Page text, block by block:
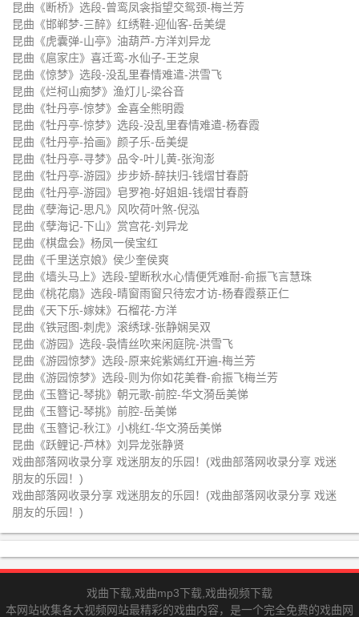
昆曲《千里送京娘》侯少奎侯爽
昆曲《墙头马上》选段-望断秋水
心情便凭难耐-俞振飞言慧珠
昆曲《桃花扇》选段-晴窗雨窗只
待宏才访-杨春霞蔡正仁
昆曲《天下乐-嫁妹》石榴花-方洋
昆曲《铁冠图-刺虎》滚绣球-张静
娴吴双
昆曲《游园》选段-袅情丝吹来闲
庭院-洪雪飞
昆曲《游园惊梦》选段-原来姹紫
嫣红开遍-梅兰芳
昆曲《游园惊梦》选段-则为你如
花美眷-俞振飞梅兰芳
昆曲《玉簪记-琴挑》朝元歌-前腔-
华文漪岳美悌
昆曲《玉簪记-琴挑》前腔-岳美悌
昆曲《玉簪记-秋江》小桃红-华文
漪岳美悌
昆曲《跃鲤记-芦林》刘异龙张静
贤
昆曲《长生殿-弹词》六转-计镇华
昆曲《长生殿-惊变》泣颜回-蔡正
仁张静娴
昆曲《长生殿-惊变》石榴花-蔡正
仁张静娴
昆曲《长生殿-酒楼》集贤宾-计镇
昆曲《长生殿-哭像》叨叨令-蔡正
仁
昆曲《断桥》选段-曾鸾凤衾指望交鸳颈-梅兰芳
昆曲《邯郸梦-三醉》红绣鞋-迎仙客-岳美缇
昆曲《虎囊弹-山亭》油葫芦-方洋刘异龙
昆曲《扈家庄》喜迁鸾-水仙子-王芝泉
昆曲《惊梦》选段-没乱里春情难遣-洪雪飞
昆曲《烂柯山痴梦》渔灯儿-梁谷音
昆曲《牡丹亭-惊梦》金喜全熊明霞
昆曲《牡丹亭-惊梦》选段-没乱里春情难遣-杨春霞
昆曲《牡丹亭-拾画》颜子乐-岳美缇
昆曲《牡丹亭-寻梦》品令-叶儿黄-张洵澎
昆曲《牡丹亭-游园》步步娇-醉扶归-钱熠甘春蔚
昆曲《牡丹亭-游园》皂罗袍-好姐姐-钱熠甘春蔚
昆曲《孽海记-思凡》风吹荷叶煞-倪泓
昆曲《孽海记-下山》赏宫花-刘异龙
昆曲《棋盘会》杨凤一侯宝红
昆曲《千里送京娘》侯少奎侯爽
昆曲《墙头马上》选段-望断秋水心情便凭难耐-俞振飞言慧珠
昆曲《桃花扇》选段-晴窗雨窗只待宏才访-杨春霞蔡正仁
昆曲《天下乐-嫁妹》石榴花-方洋
昆曲《铁冠图-刺虎》滚绣球-张静娴吴双
昆曲《游园》选段-袅情丝吹来闲庭院-洪雪飞
昆曲《游园惊梦》选段-原来姹紫嫣红开遍-梅兰芳
昆曲《游园惊梦》选段-则为你如花美眷-俞振飞梅兰芳
昆曲《玉簪记-琴挑》朝元歌-前腔-华文漪岳美悌
昆曲《玉簪记-琴挑》前腔-岳美悌
昆曲《玉簪记-秋江》小桃红-华文漪岳美悌
昆曲《跃鲤记-芦林》刘异龙张静贤
戏曲部落网收录分享 戏迷朋友的乐园！(戏曲部落网收录分享 戏迷
朋友的乐园！)
戏曲部落网收录分享 戏迷朋友的乐园！(戏曲部落网收录分享 戏迷
朋友的乐园！)
戏曲下载,戏曲mp3下载,戏曲视频下载
本网站收集各大视频网站最精彩的戏曲内容，是一个完全免费的戏曲网